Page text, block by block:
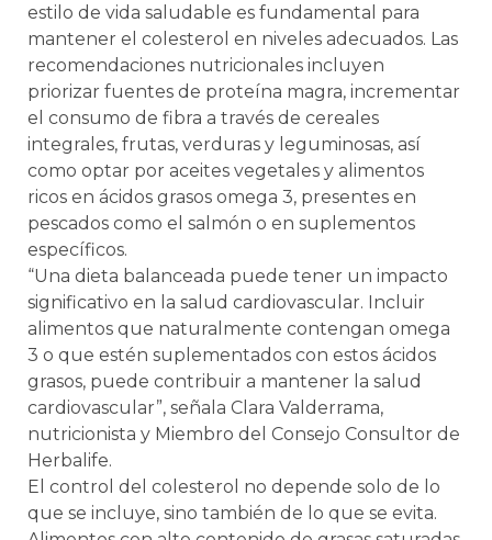
estilo de vida saludable es fundamental para
mantener el colesterol en niveles adecuados. Las
recomendaciones nutricionales incluyen
priorizar fuentes de proteína magra, incrementar
el consumo de fibra a través de cereales
integrales, frutas, verduras y leguminosas, así
como optar por aceites vegetales y alimentos
ricos en ácidos grasos omega 3, presentes en
pescados como el salmón o en suplementos
específicos.
“Una dieta balanceada puede tener un impacto
significativo en la salud cardiovascular. Incluir
alimentos que naturalmente contengan omega
3 o que estén suplementados con estos ácidos
grasos, puede contribuir a mantener la salud
cardiovascular”, señala Clara Valderrama,
nutricionista y Miembro del Consejo Consultor de
Herbalife.
El control del colesterol no depende solo de lo
que se incluye, sino también de lo que se evita.